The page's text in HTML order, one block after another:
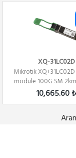
XQ-31LC02D
Mikrotik XQ+31LC02D
module 100G SM
CWDM4 Single...
10,665.60 ₺